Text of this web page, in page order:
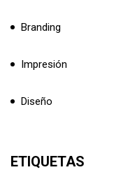
Branding
Impresión
Diseño
ETIQUETAS